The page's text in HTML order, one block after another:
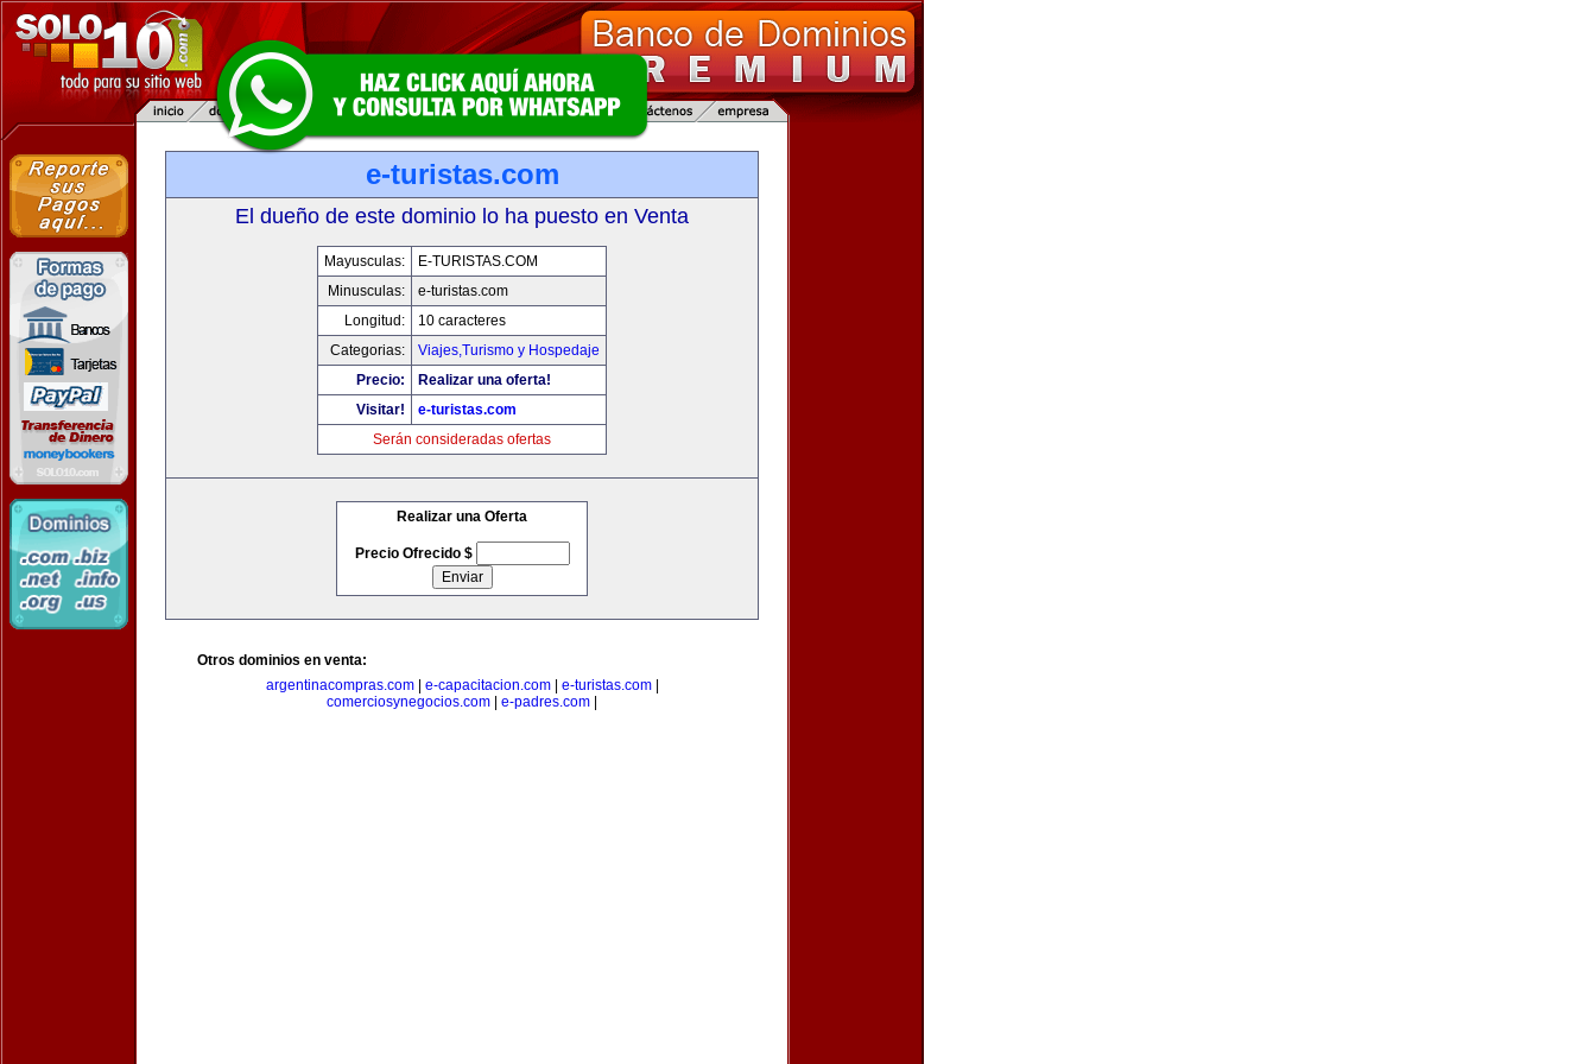
e-turistas.com
El dueño de este dominio lo ha puesto en Venta
Mayusculas:
E-TURISTAS.COM
Minusculas:
e-turistas.com
Longitud:
10 caracteres
Categorias:
Viajes,Turismo y Hospedaje
Precio:
Realizar una oferta!
Visitar!
e-turistas.com
Serán consideradas ofertas
Realizar una Oferta
Precio Ofrecido $
Otros dominios en venta:
argentinacompras.com| e-capacitacion.com| e-turistas.com|
comerciosynegocios.com
e-padres.com